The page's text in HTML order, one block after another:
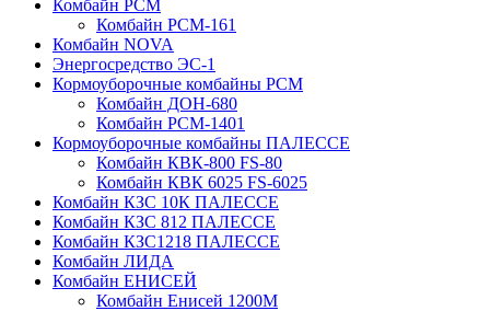
Комбайн РСМ
Комбайн РСМ-161
Комбайн NOVA
Энергосредство ЭС-1
Кормоуборочные комбайны РСМ
Комбайн ДОН-680
Комбайн РСМ-1401
Кормоуборочные комбайны ПАЛЕССЕ
Комбайн КВК-800 FS-80
Комбайн КВК 6025 FS-6025
Комбайн КЗС 10К ПАЛЕССЕ
Комбайн КЗС 812 ПАЛЕССЕ
Комбайн КЗС1218 ПАЛЕССЕ
Комбайн ЛИДА
Комбайн ЕНИСЕЙ
Комбайн Енисей 1200М